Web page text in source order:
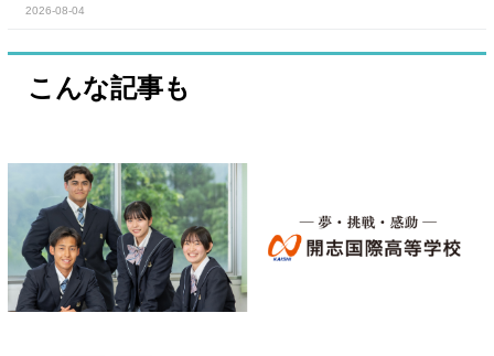
2026-08-04
こんな記事も